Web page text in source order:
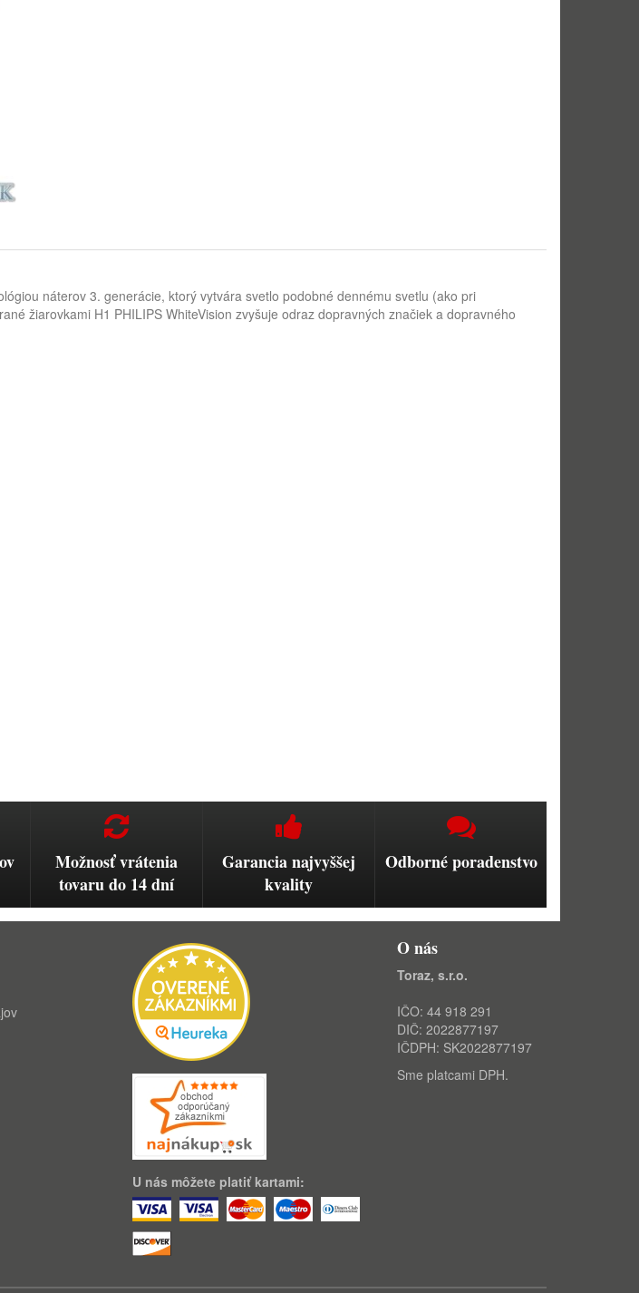
náterov 3. generácie, ktorý vytvára svetlo podobné dennému svetlu (ako pri
žiarovkami H1 PHILIPS WhiteVision zvyšuje odraz dopravných značiek a dopravného
Možnosť vrátenia
tovaru do 14 dní
Garancia najvyššej
kvality
Odborné poradenstvo
U nás môžete platiť kartami:
O nás
Toraz, s.r.o.
IČO: 44 918 291
DIČ: 2022877197
IČDPH: SK2022877197
Sme platcami DPH.